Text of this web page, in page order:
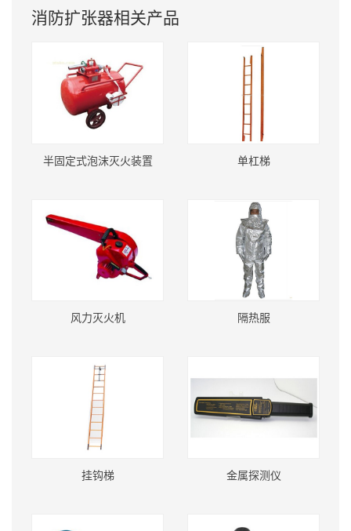
消防扩张器相关产品
半固定式泡沫灭火装置 单杠梯
风力灭火机 隔热服
挂钩梯 金属探测仪